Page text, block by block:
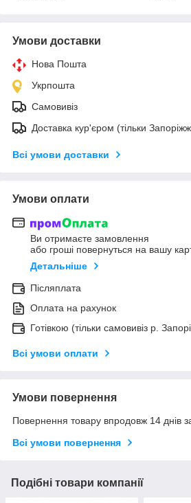
Умови доставки
Нова Пошта
Укрпошта
Самовивіз
Доставка кур'єром (тільки
Всі умови доставки
Умови оплати
Ви отримаєте замовлення
або гроші повернуться на вашу
Детальніше
Післяплата
Оплата на рахунок
Готівкою (тільки самовивіз р.
Всі умови оплати
Умови повернення
Повернення товару впродовж 14 днів
Всі умови повернення
Подібні товари компанії